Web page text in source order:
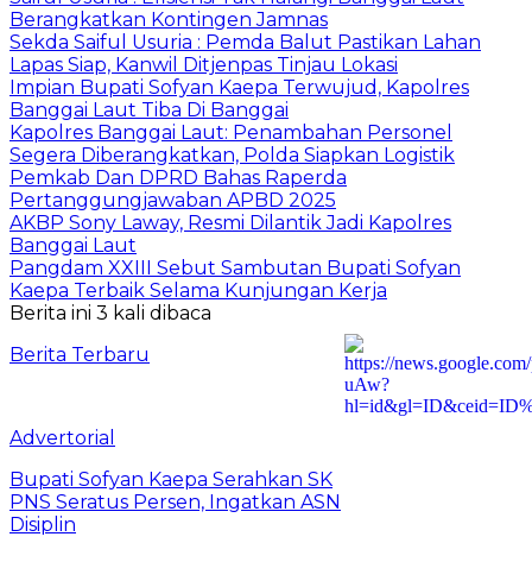
Berangkatkan Kontingen Jamnas
Sekda Saiful Usuria : Pemda Balut Pastikan Lahan
Lapas Siap, Kanwil Ditjenpas Tinjau Lokasi
Impian Bupati Sofyan Kaepa Terwujud, Kapolres
Banggai Laut Tiba Di Banggai
Kapolres Banggai Laut: Penambahan Personel
Segera Diberangkatkan, Polda Siapkan Logistik
Pemkab Dan DPRD Bahas Raperda
Pertanggungjawaban APBD 2025
AKBP Sony Laway, Resmi Dilantik Jadi Kapolres
Banggai Laut
Pangdam XXIII Sebut Sambutan Bupati Sofyan
Kaepa Terbaik Selama Kunjungan Kerja
Berita ini 3 kali dibaca
Berita Terbaru
Advertorial
Bupati Sofyan Kaepa Serahkan SK
PNS Seratus Persen, Ingatkan ASN
Disiplin